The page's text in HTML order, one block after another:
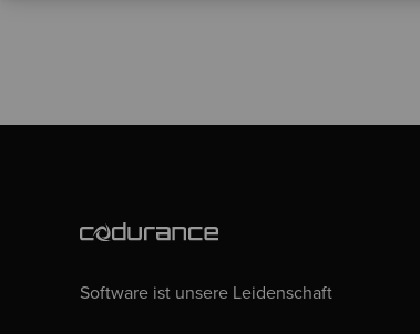
Software ist unsere Leidenschaft